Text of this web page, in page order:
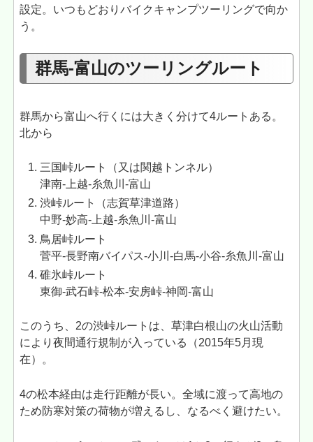
設定。いつもどおりバイクキャンプツーリングで向か
う。
群馬-富山のツーリングルート
群馬から富山へ行くには大きく分けて4ルートある。
北から
三国峠ルート（又は関越トンネル）
津南-上越-糸魚川-富山
渋峠ルート（志賀草津道路）
中野-妙高-上越-糸魚川-富山
鳥居峠ルート
菅平-長野南バイパス-小川-白馬-小谷-糸魚川-富山
碓氷峠ルート
東御-武石峠-松本-安房峠-神岡-富山
このうち、2の渋峠ルートは、草津白根山の火山活動
により夜間通行規制が入っている（2015年5月現
在）。
4の松本経由は走行距離が長い。全域に渡って高地の
ため防寒対策の荷物が増えるし、なるべく避けたい。